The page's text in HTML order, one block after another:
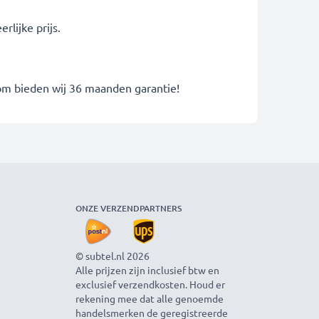
prijs.
bieden wij 36 maanden garantie!
ONZE VERZENDPARTNERS
© subtel.nl 2026
Alle prijzen zijn inclusief btw en
exclusief verzendkosten. Houd er
rekening mee dat alle genoemde
handelsmerken de geregistreerde